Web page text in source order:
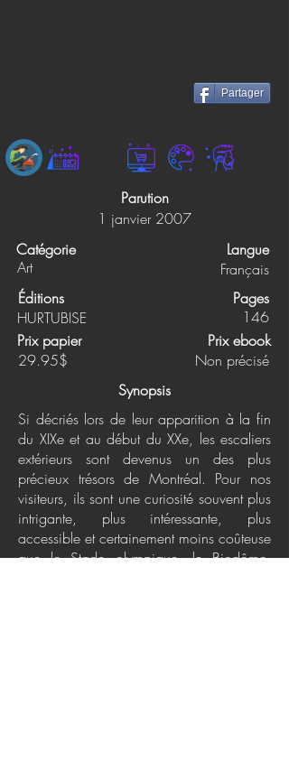
Partager
Parution
1 janvier 2007
Catégorie
Art
Langue
Français
Éditions
HURTUBISE
Pages
146
Prix papier
Prix ebook
29.95$
Non précisé
Synopsis
Si décriés lors de leur apparition à la fin
du XIXe et au début du XXe, les escaliers
extérieurs sont devenus un des plus
précieux trésors de Montréal. Pour nos
visiteurs, ils sont une curiosité souvent plus
intrigante, plus intéressante, plus
accessible et certainement moins coûteuse
que le Stade olympique, le Biodôme,